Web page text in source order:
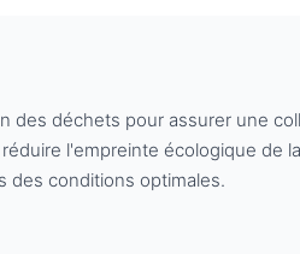
des déchets pour assurer une
l'empreinte écologique de
des conditions optimales.